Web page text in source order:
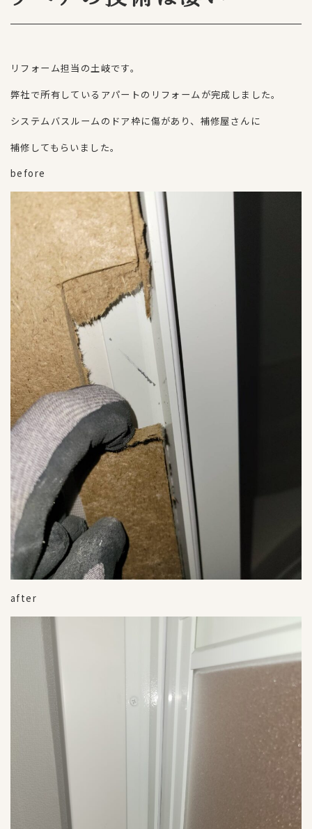
リフォーム担当の土岐です。
弊社で所有しているアパートのリフォームが完成しました。
システムバスルームのドア枠に傷があり、補修屋さんに
補修してもらいました。
before
after